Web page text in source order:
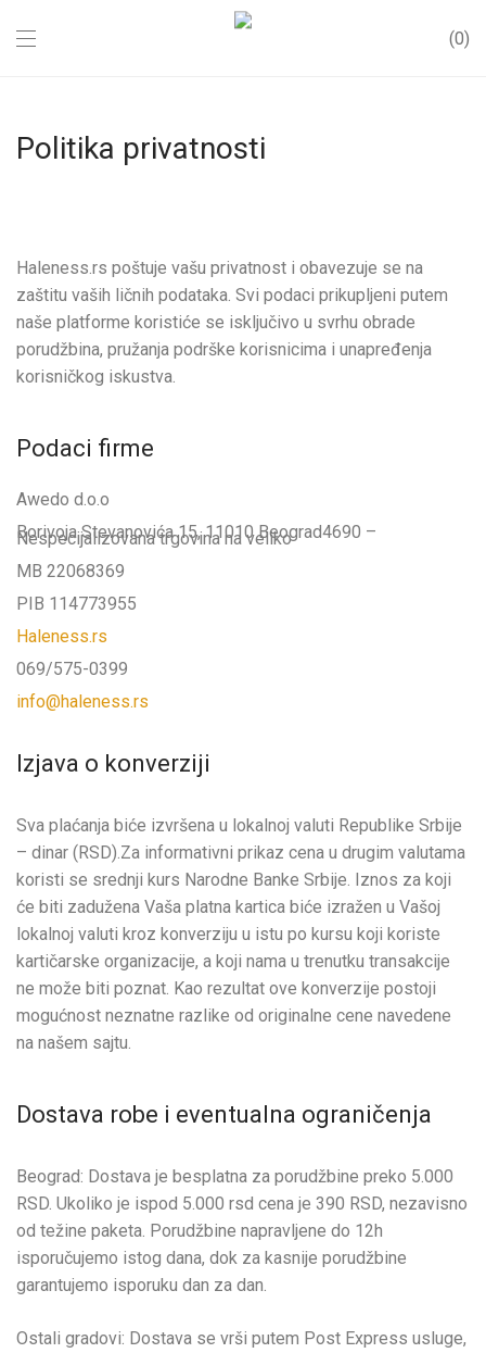
0
Politika privatnosti
Haleness.rs poštuje vašu privatnost i obavezuje se na
zaštitu vaših ličnih podataka. Svi podaci prikupljeni putem
naše platforme koristiće se isključivo u svrhu obrade
porudžbina, pružanja podrške korisnicima i unapređenja
korisničkog iskustva.
Podaci firme
Awedo d.o.o
Borivoja Stevanovića 15, 11010 Beograd4690 –
Nespecijalizovana trgovina na veliko
MB 22068369
PIB 114773955
Haleness.rs
069/575-0399
info@haleness.rs
Izjava o konverziji
Sva plaćanja biće izvršena u lokalnoj valuti Republike Srbije
– dinar (RSD).Za informativni prikaz cena u drugim valutama
koristi se srednji kurs Narodne Banke Srbije. Iznos za koji
će biti zadužena Vaša platna kartica biće izražen u Vašoj
lokalnoj valuti kroz konverziju u istu po kursu koji koriste
kartičarske organizacije, a koji nama u trenutku transakcije
ne može biti poznat. Kao rezultat ove konverzije postoji
mogućnost neznatne razlike od originalne cene navedene
na našem sajtu.
Dostava robe i eventualna ograničenja
Beograd: Dostava je besplatna za porudžbine preko 5.000
RSD. Ukoliko je ispod 5.000 rsd cena je 390 RSD, nezavisno
od težine paketa. Porudžbine napravljene do 12h
isporučujemo istog dana, dok za kasnije porudžbine
garantujemo isporuku dan za dan.
Ostali gradovi: Dostava se vrši putem Post Express usluge,